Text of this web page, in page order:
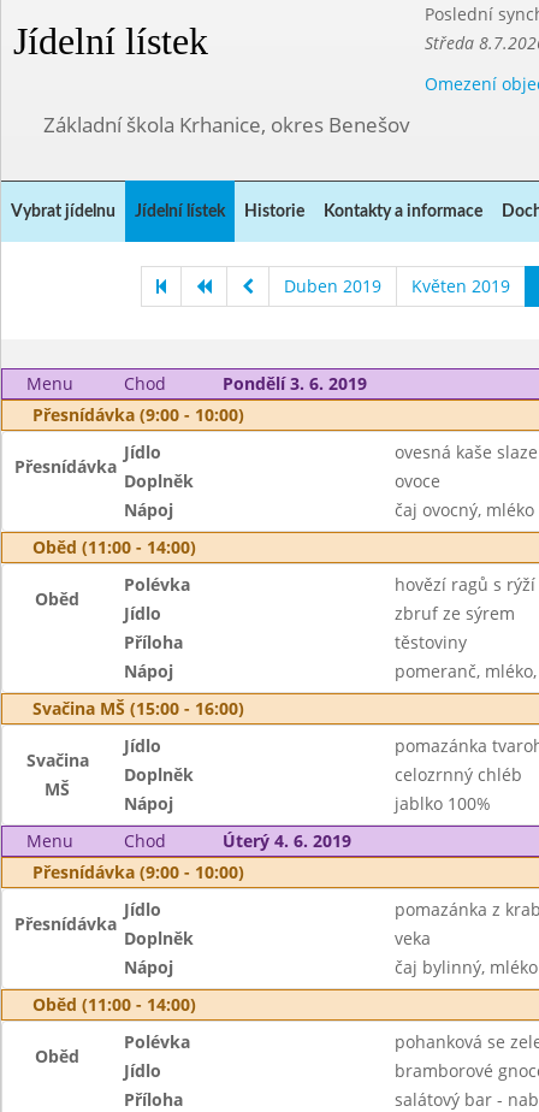
Jídelní lístek
Poslední
Středa
Omezení
Základní škola Krhanice, okres Benešov
Vybrat jídelnu Jídelní lístek Historie Kontakty a informace
Duben 2019 Květen 2019
Menu Chod
Pondělí 3. 6. 2019
Přesnídávka (9:00 - 10:00)
Přesnídávka
Jídlo
ovesná kaše
Doplněk
ovoce
Nápoj
čaj ovocný, mléko
Oběd (11:00 - 14:00)
Oběd
Polévka
hovězí ragů s rýží
Jídlo
zbruf ze sýrem
Příloha
těstoviny
Nápoj
pomeranč,
Svačina MŠ (15:00 - 16:00)
Svačina
MŠ
Jídlo
pomazánka
Doplněk
celozrnný chléb
Nápoj
jablko 100%
Menu
Chod
Úterý 4. 6. 2019
Přesnídávka (9:00 - 10:00)
Přesnídávka
Jídlo
pomazánka z
Doplněk
veka
Nápoj
čaj bylinný, mléko
Oběd (11:00 - 14:00)
Oběd
Polévka
pohanková se
Jídlo
bramborové
Příloha
salátový bar -